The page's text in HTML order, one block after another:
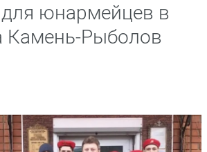
юнармейцев в
Камень-Рыболов